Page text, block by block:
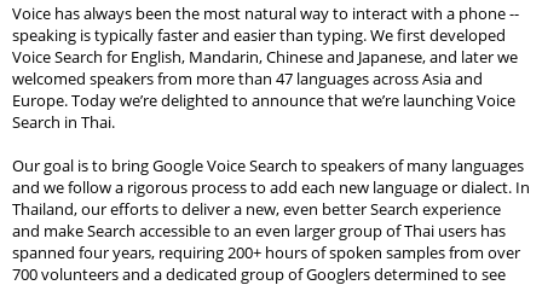
Voice has always been the most natural way to interact with a phone --
speaking is typically faster and easier than typing. We first developed
Voice Search for English, Mandarin, Chinese and Japanese, and later we
welcomed speakers from more than 47 languages across Asia and
Europe. Today we’re delighted to announce that we’re launching Voice
Search in Thai.
Our goal is to bring Google Voice Search to speakers of many languages
and we follow a rigorous process to add each new language or dialect. In
Thailand, our efforts to deliver a new, even better Search experience
and make Search accessible to an even larger group of Thai users has
spanned four years, requiring 200+ hours of spoken samples from over
700 volunteers and a dedicated group of Googlers determined to see